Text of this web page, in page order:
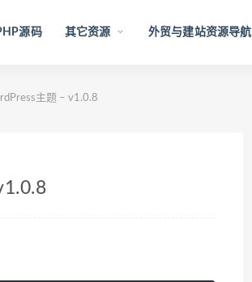
源码 其它资源 外贸与建站资源导航
主题 – v1.0.8